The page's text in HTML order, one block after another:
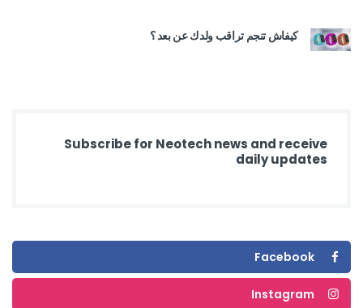
كيفاش تنجم تراقب ولدك عن بعد ؟
Subscribe for Neotech news and receive
daily updates
Facebook
Instagram